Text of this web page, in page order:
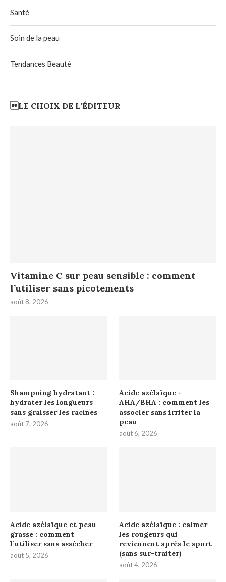
Santé
Soin de la peau
Tendances Beauté
LE CHOIX DE L’ÉDITEUR
Vitamine C sur peau sensible : comment
l’utiliser sans picotements
août 8, 2026
Shampoing hydratant :
hydrater les longueurs
sans graisser les racines
août 7, 2026
Acide azélaïque +
AHA/BHA : comment les
associer sans irriter la
peau
août 6, 2026
Acide azélaïque et peau
grasse : comment
l’utiliser sans assécher
août 5, 2026
Acide azélaïque : calmer
les rougeurs qui
reviennent après le sport
(sans sur-traiter)
août 4, 2026